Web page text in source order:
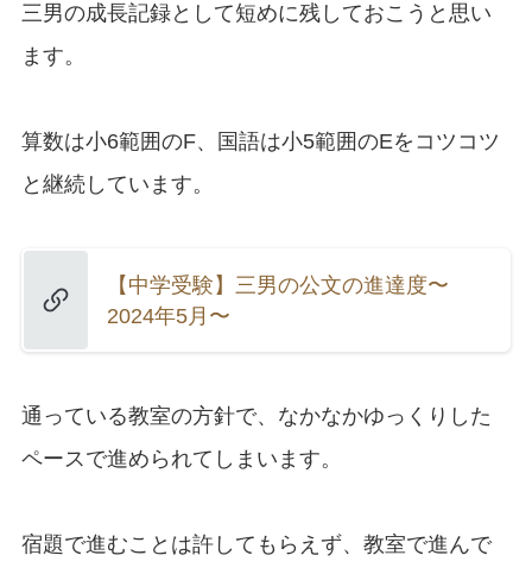
三男の成長記録として短めに残しておこうと思い
ます。
算数は小6範囲のF、国語は小5範囲のEをコツコツ
と継続しています。
【中学受験】三男の公文の進達度〜
2024年5月〜
通っている教室の方針で、なかなかゆっくりした
ペースで進められてしまいます。
宿題で進むことは許してもらえず、教室で進んで